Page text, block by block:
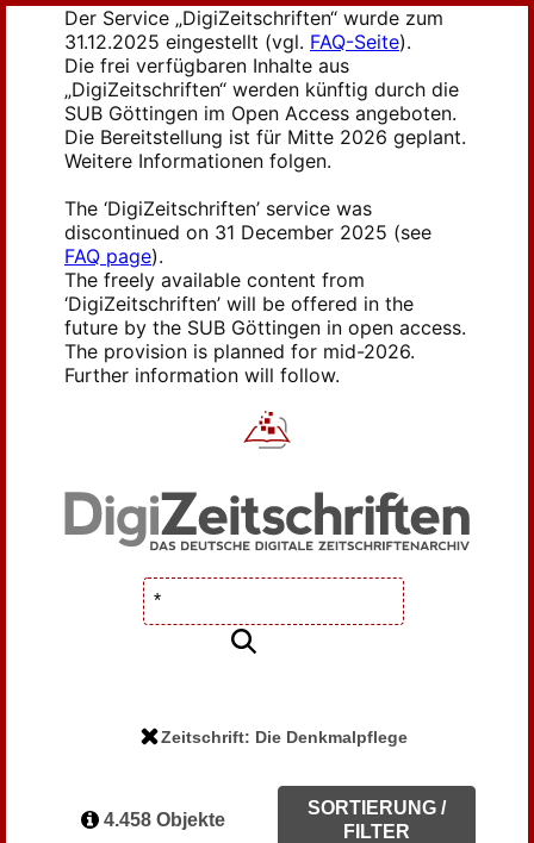
Der Service „DigiZeitschriften“ wurde zum
31.12.2025 eingestellt (vgl. FAQ-Seite).
Die frei verfügbaren Inhalte aus
„DigiZeitschriften“ werden künftig durch die
SUB Göttingen im Open Access angeboten.
Die Bereitstellung ist für Mitte 2026 geplant.
Weitere Informationen folgen.
The ‘DigiZeitschriften’ service was
discontinued on 31 December 2025 (see
FAQ page).
The freely available content from
‘DigiZeitschriften’ will be offered in the
future by the SUB Göttingen in open access.
The provision is planned for mid-2026.
Further information will follow.
Zeitschrift: Die Denkmalpflege
4.458 Objekte
SORTIERUNG /
FILTER